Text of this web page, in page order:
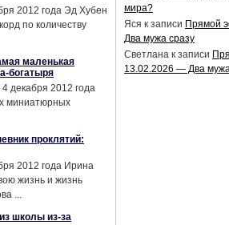
2012 года Эд Хубен
по количеству
маленькая
богатыря
декабря 2012 года
миниатюрных
проклятий:
2012 года Ирина
жизнь и жизнь
...
школы из-за
мира?
Яся к записи Прямой
Два мужа сразу
Светлана к записи
13.02.2026 — Два